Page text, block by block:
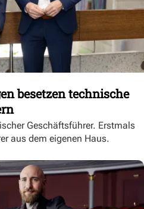
besetzen technische
Geschäftsführer. Erstmals
aus dem eigenen Haus.